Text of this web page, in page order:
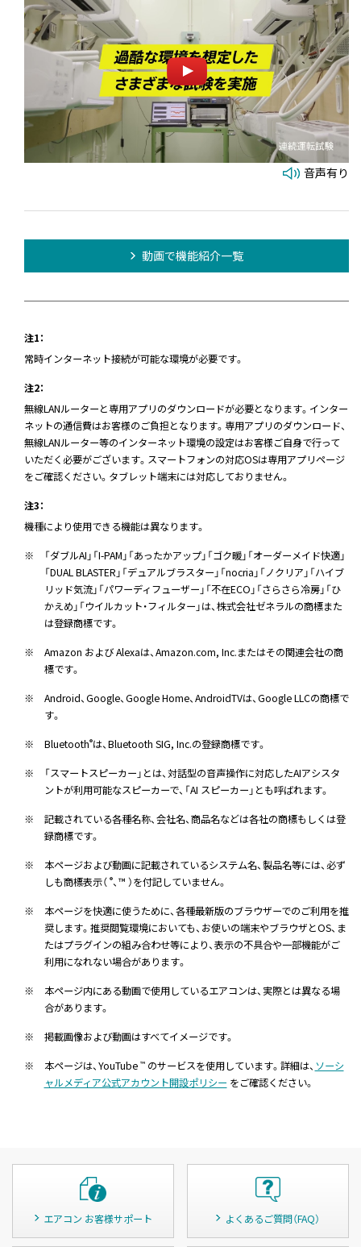
音声有り
動画で機能紹介一覧
注1：
常時インターネット接続が可能な環境が必要です。
注2：
無線LANルーターと専用アプリのダウンロードが必要となります。インター
ネットの通信費はお客様のご負担となります。専用アプリのダウンロード、
無線LANルーター等のインターネット環境の設定はお客様ご自身で行って
いただく必要がございます。スマートフォンの対応OSは専用アプリページ
をご確認ください。タブレット端末には対応しておりません。
注3：
機種により使用できる機能は異なります。
※
「ダブルAI」「I-PAM」「あったかアップ」「ゴク暖」「オーダーメイド快適」
「DUAL BLASTER」「デュアルブラスター」「nocria」「ノクリア」「ハイブ
リッド気流」「パワーディフューザー」「不在ECO」「さらさら冷房」「ひ
かえめ」「ウイルカット・フィルター」は、株式会社ゼネラルの商標また
は登録商標です。
※
Amazon および Alexaは、Amazon.com, Inc.またはその関連会社の商
標です。
※
Android、Google、Google Home、AndroidTVは、Google LLCの商標で
す。
※
Bluetooth®は、Bluetooth SIG, Inc.の登録商標です。
※
「スマートスピーカー」とは、対話型の音声操作に対応したAIアシスタ
ントが利用可能なスピーカーで、「AI スピーカー」とも呼ばれます。
※
記載されている各種名称、会社名、商品名などは各社の商標もしくは登
録商標です。
※
本ページおよび動画に記載されているシステム名、製品名等には、必ず
しも商標表示（ ®、™ ）を付記していません。
※
本ページを快適に使うために、各種最新版のブラウザーでのご利用を推
奨します。推奨閲覧環境においても、お使いの端末やブラウザとOS、ま
たはプラグインの組み合わせ等により、表示の不具合や一部機能がご
利用になれない場合があります。
※
本ページ内にある動画で使用しているエアコンは、実際とは異なる場
合があります。
※
掲載画像および動画はすべてイメージです。
※
本ページは、YouTube ™のサービスを使用しています。詳細は、 ソーシ
ャルメディア公式アカウント開設ポリシー をご確認ください。
エアコン お客様サポート よくあるご質問（FAQ）